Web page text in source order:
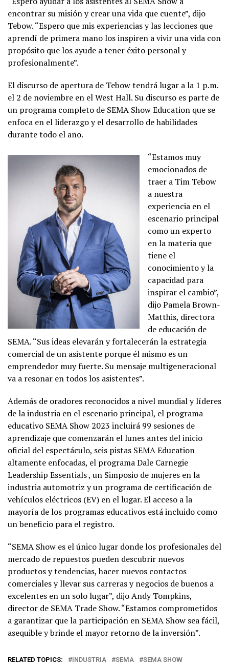
encontrar su misión y crear una vida que cuente”, dijo
Tebow. “Espero que mis experiencias y las lecciones que
aprendí de primera mano los inspiren a vivir una vida con
propósito que los ayude a tener éxito personal y
profesionalmente”.
El discurso de apertura de Tebow tendrá lugar a la 1 p.m.
el 2 de noviembre en el West Hall. Su discurso es parte de
un programa completo de SEMA Show Education que se
enfoca en el liderazgo y el desarrollo de habilidades
durante todo el año.
“Estamos muy
emocionados de
traer a Tim Tebow
a nuestra
experiencia en el
escenario principal
como un experto
en la materia que
tiene el
conocimiento y la
capacidad para
inspirar el cambio”,
dijo Pamela Brown-
Matthis, directora
de educación de
SEMA. “Sus ideas elevarán y fortalecerán la estrategia
comercial de un asistente porque él mismo es un
emprendedor muy fuerte. Su mensaje multigeneracional
va a resonar en todos los asistentes”.
Además de oradores reconocidos a nivel mundial y líderes
de la industria en el escenario principal, el programa
educativo SEMA Show 2023 incluirá 99 sesiones de
aprendizaje que comenzarán el lunes antes del inicio
oficial del espectáculo, seis pistas SEMA Education
altamente enfocadas, el programa Dale Carnegie
Leadership Essentials , un Simposio de mujeres en la
industria automotriz y un programa de certificación de
vehículos eléctricos (EV) en el lugar. El acceso a la
mayoría de los programas educativos está incluido como
un beneficio para el registro.
“SEMA Show es el único lugar donde los profesionales del
mercado de repuestos pueden descubrir nuevos
productos y tendencias, hacer nuevos contactos
comerciales y llevar sus carreras y negocios de buenos a
excelentes en un solo lugar”, dijo Andy Tompkins,
director de SEMA Trade Show. “Estamos comprometidos
a garantizar que la participación en SEMA Show sea fácil,
asequible y brinde el mayor retorno de la inversión”.
RELATED TOPICS: INDUSTRIA SEMA SEMA SHOW